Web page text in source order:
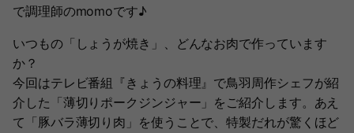
で調理師のmomoです♪
いつもの「しょうが焼き」、どんなお肉で作っています
か？
今回はテレビ番組『きょうの料理』で鳥羽周作シェフが紹
介した「薄切りポークジンジャー」をご紹介します。あえ
て「豚バラ薄切り肉」を使うことで、特製だれが驚くほど